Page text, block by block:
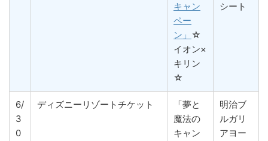
キャン
ペー
ン」 ☆
イオン×
キリン
☆
シート
6/
3
0
ディズニーリゾートチケット
「夢と
魔法の
キャン
明治ブ
ルガリ
アヨー